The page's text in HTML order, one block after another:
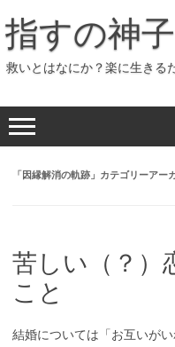
ン
テ
ン
ツ
へ
ッ
プ
指すの神
救いとはなにか？楽に生きる
「因縁解消の軌跡 」カテゴリーアー
苦しい（？）
こと
結婚については「お互いが